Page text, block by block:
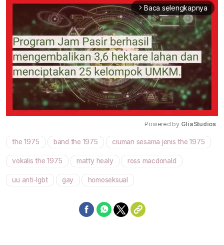
arrow_forward_ios Baca selengkapnya
Mute
Powered by GliaStudios
the 1975 band the 1975 ciuman sesama jenis the 1975
vokalis the 1975 matty healy ross macdonald
uu anti-lgbt gay homoseksual